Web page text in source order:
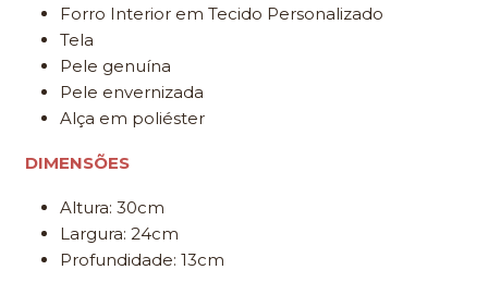
Forro Interior em Tecido Personalizado
Tela
Pele genuína
Pele envernizada
Alça em poliéster
DIMENSÕES
Altura: 30cm
Largura: 24cm
Profundidade: 13cm